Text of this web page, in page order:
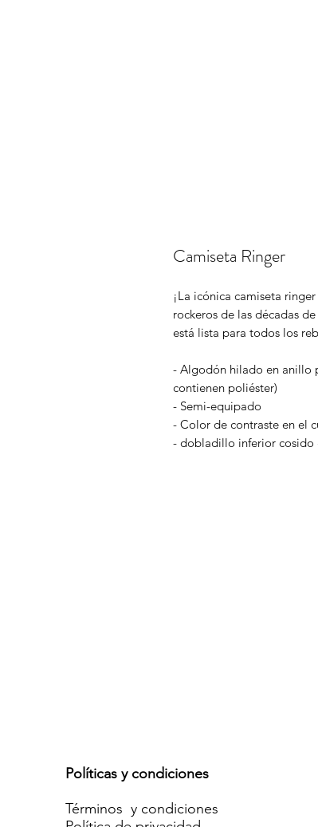
Camiseta Ringer
¡La icónica camiseta
rockeros de las décadas
está lista para todos los
- Algodón hilado en anillo
contienen poliéster)
- Semi-equipado
- Color de contraste en el
- dobladillo inferior cosido
Políticas y condiciones
Términos y condiciones